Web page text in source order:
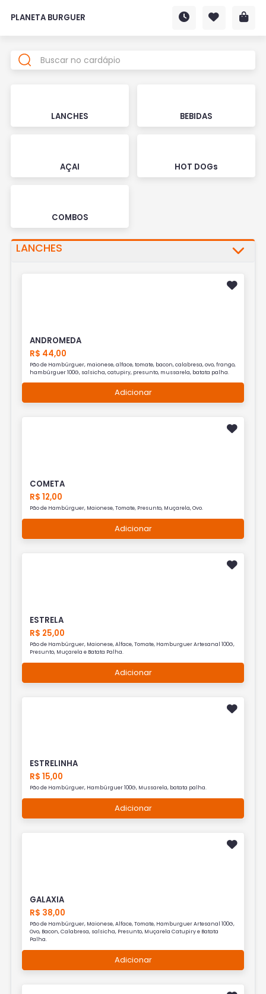
PLANETA BURGUER
LANCHES BEBIDAS
AÇAI HOT DOGs
COMBOS
LANCHES
ANDROMEDA
R$ 44,00
Pão de Hambúrguer, maionese, alface, tomate, bacon, calabresa, ovo, frango,
hambúrguer 100G, salsicha, catupiry, presunto, mussarela, batata palha.
Adicionar
COMETA
R$ 12,00
Pão de Hambúrguer, Maionese, Tomate, Presunto, Muçarela, Ovo.
Adicionar
ESTRELA
R$ 25,00
Pão de Hambúrguer, Maionese, Alface, Tomate, Hamburguer Artesanal 100G,
Presunto, Muçarela e Batata Palha.
Adicionar
ESTRELINHA
R$ 15,00
Pão de Hambúrguer, Hambúrguer 100G, Mussarela, batata palha.
Adicionar
GALAXIA
R$ 38,00
Pão de Hambúrguer, Maionese, Alface, Tomate, Hamburguer Artesanal 100G,
Ovo, Bacon, Calabresa, salsicha, Presunto, Muçarela Catupiry e Batata
Palha.
Adicionar